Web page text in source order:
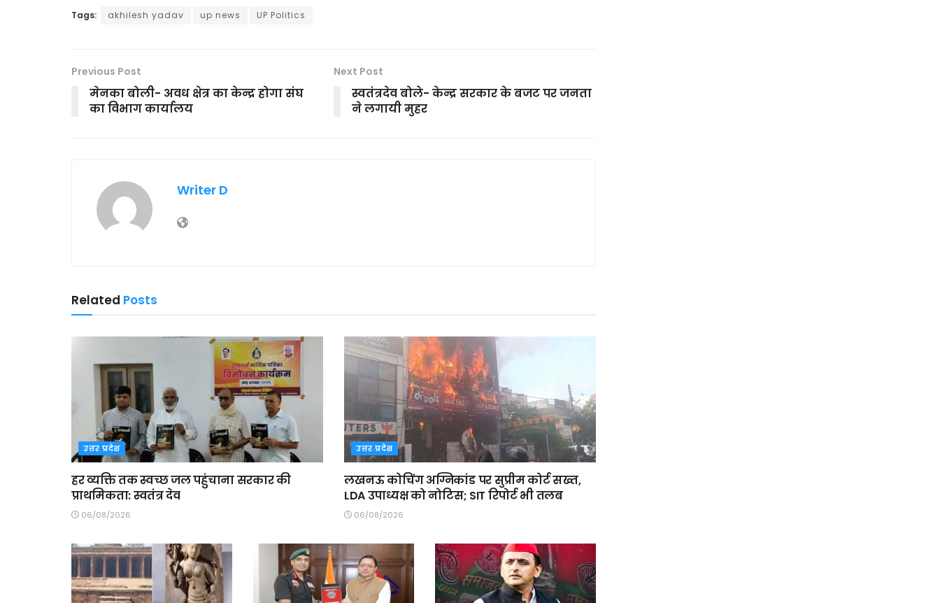
Tags: akhilesh yadav up news UP Politics
Previous Post
मेनका बोली- अवध क्षेत्र का केन्द्र होगा संघ
का विभाग कार्यालय
Next Post
स्वतंत्रदेव बोले- केन्द्र सरकार के बजट पर जनता
ने लगायी मुहर
Writer D
Related Posts
उत्तर प्रदेश
हर व्यक्ति तक स्वच्छ जल पहुंचाना सरकार की
प्राथमिकता: स्वतंत्र देव
06/08/2026
उत्तर प्रदेश
लखनऊ कोचिंग अग्निकांड पर सुप्रीम कोर्ट सख्त,
LDA उपाध्यक्ष को नोटिस; SIT रिपोर्ट भी तलब
06/08/2026